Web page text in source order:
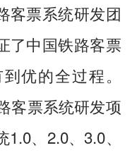
客票系统研发团
了中国铁路客票
优的全过程。
客票系统研发项
、2.0、3.0、